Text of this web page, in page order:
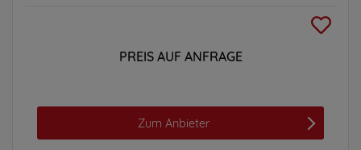
PREIS AUF ANFRAGE
Zum Anbieter